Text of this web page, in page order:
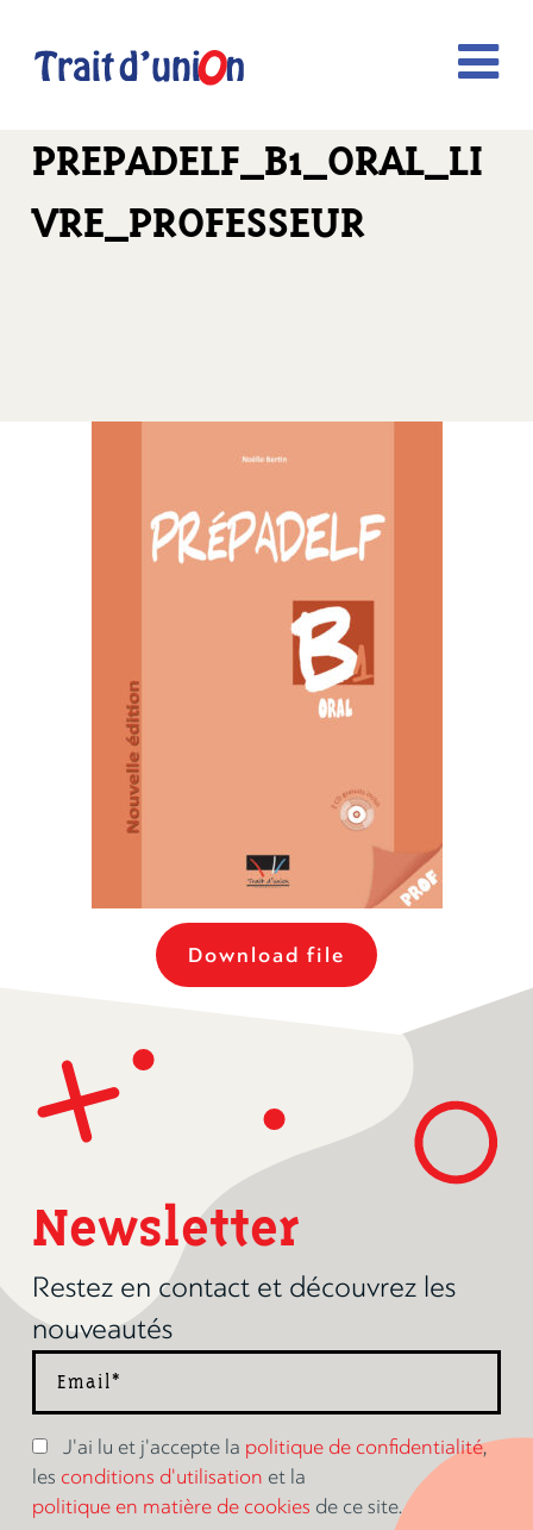
PREPADELF_B1_ORAL_LI
VRE_PROFESSEUR
Download file
Newsletter
Restez en contact et découvrez les
nouveautés
J'ai lu et j'accepte la politique de confidentialité,
les conditions d'utilisation et la
politique en matière de cookies de ce site.